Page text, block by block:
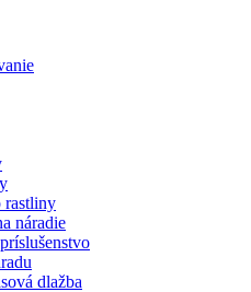
rastliny
náradie
dlažba